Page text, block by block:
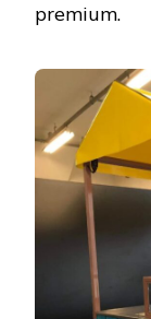
premium.